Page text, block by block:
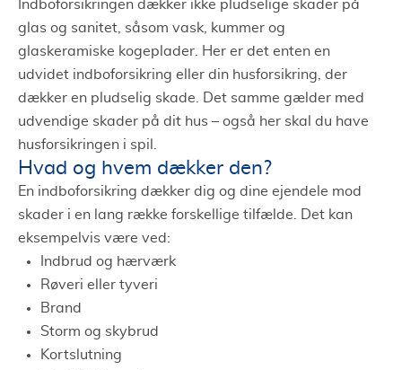
Indboforsikringen dækker ikke pludselige skader på
glas og sanitet, såsom vask, kummer og
glaskeramiske kogeplader. Her er det enten en
udvidet indboforsikring eller din husforsikring, der
dækker en pludselig skade. Det samme gælder med
udvendige skader på dit hus – også her skal du have
husforsikringen i spil.
Hvad og hvem dækker den?
En indboforsikring dækker dig og dine ejendele mod
skader i en lang række forskellige tilfælde. Det kan
eksempelvis være ved:
Indbrud og hærværk
Røveri eller tyveri
Brand
Storm og skybrud
Kortslutning